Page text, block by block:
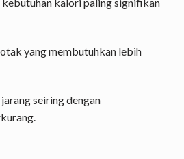
yang membutuhkan lebih
seiring dengan